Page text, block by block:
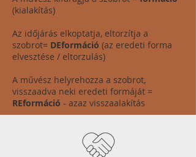
(kialakítás)
Az időjárás elkoptatja, eltorzítja a
szobrot= DEformáció (az eredeti forma
elvesztése / eltorzulás)
A művész helyrehozza a szobrot,
visszaadva neki eredeti formáját =
REformáció - azaz visszaalakítás